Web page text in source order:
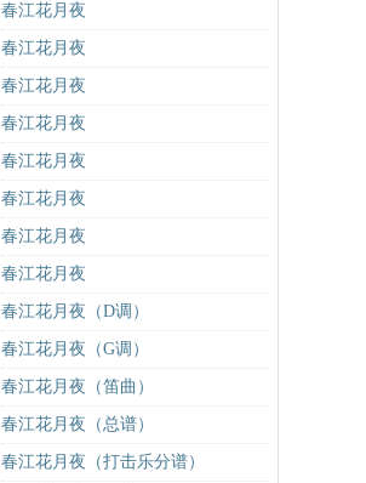
春江花月夜
春江花月夜
春江花月夜
春江花月夜
春江花月夜
春江花月夜
春江花月夜
春江花月夜
春江花月夜（D调）
春江花月夜（G调）
春江花月夜（笛曲）
春江花月夜（总谱）
春江花月夜（打击乐分谱）